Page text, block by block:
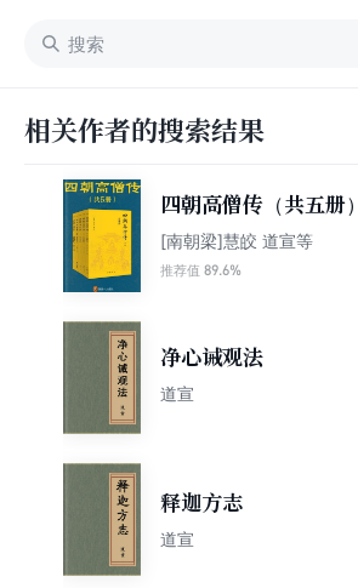
相关作者的搜索结果
四朝高僧传（共五册）
[南朝梁]慧皎 道宣等
推荐值 89.6%
净心诫观法
道宣
释迦方志
道宣